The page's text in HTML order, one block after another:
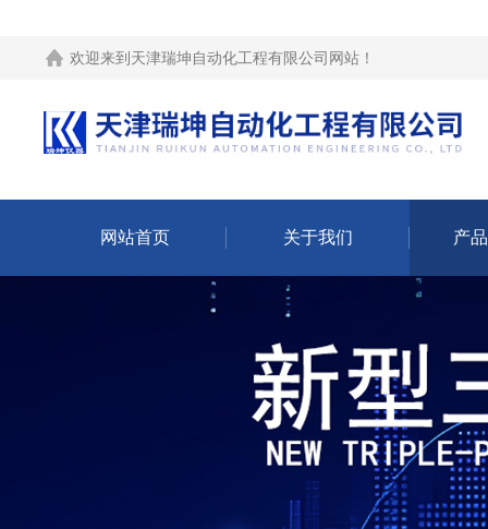
欢迎来到 天津瑞坤自动化工程有限公司网站 ！
网站首页 关于我们 产